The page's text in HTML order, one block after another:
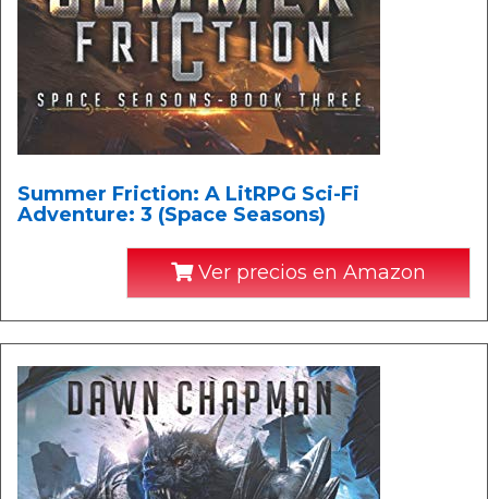
Summer Friction: A LitRPG Sci-Fi
Adventure: 3 (Space Seasons)
Ver precios en Amazon